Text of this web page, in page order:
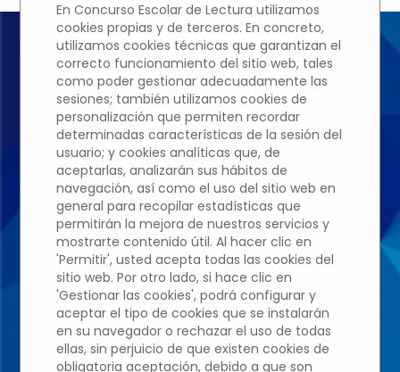
« VOLVER
Edición 2022/2023
IES DIEGO
VELÁZQUEZ
álvaro
En Concurso Escolar de Lectura utilizamos
cookies propias y de terceros. En concreto,
utilizamos cookies técnicas que garantizan el
correcto funcionamiento del sitio web, tales
como poder gestionar adecuadamente las
sesiones; también utilizamos cookies de
personalización que permiten recordar
determinadas características de la sesión del
usuario; y cookies analíticas que, de
aceptarlas, analizarán sus hábitos de
navegación, así como el uso del sitio web en
general para recopilar estadísticas que
permitirán la mejora de nuestros servicios y
mostrarte contenido útil. Al hacer clic en
'Permitir', usted acepta todas las cookies del
sitio web. Por otro lado, si hace clic en
'Gestionar las cookies', podrá configurar y
aceptar el tipo de cookies que se instalarán
en su navegador o rechazar el uso de todas
ellas, sin perjuicio de que existen cookies de
obligatoria aceptación, debido a que son